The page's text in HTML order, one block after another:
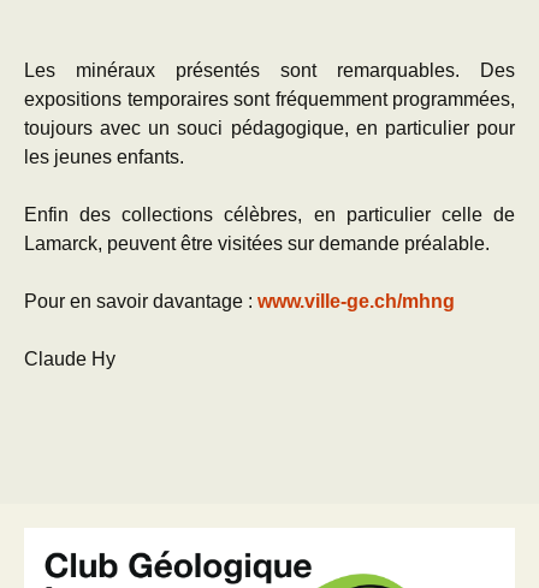
Les minéraux présentés sont remarquables. Des
expositions temporaires sont fréquemment programmées,
toujours avec un souci pédagogique, en particulier pour
les jeunes enfants.
Enfin des collections célèbres, en particulier celle de
Lamarck, peuvent être visitées sur demande préalable.
Pour en savoir davantage : www.ville-ge.ch/mhng
Claude Hy